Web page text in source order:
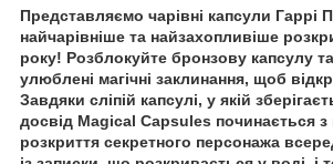
Представляємо чарівні капсули Гаррі
найчарівніше та найзахопливіше
року! Розблокуйте бронзову капсулу
улюблені магічні заклинання, щоб
Завдяки сліпій капсулі, у якій
досвід Magical Capsules починається
розкриття секретного персонажа